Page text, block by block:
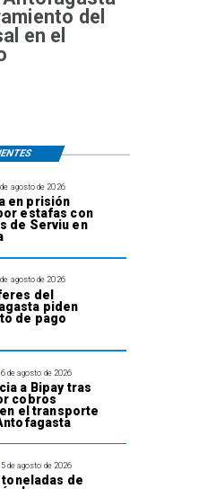
del
en el
agosto de 2026
en prisión
estafas con
de Serviu en
agosto de 2026
del
piden
de pago
6 de agosto de 2026
a Bipay tras
cobros
el transporte
5 de agosto de 2026
toneladas de